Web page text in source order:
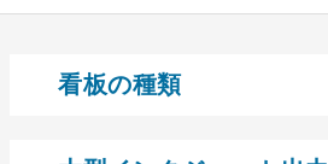
看板の種類